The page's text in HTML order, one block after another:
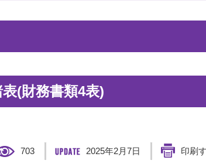
(財務書類4表)
703 2025年2月7日 印刷